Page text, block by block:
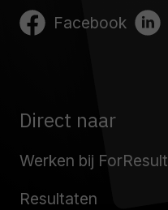
Facebook
Direct naar
Werken bij ForResult
Resultaten